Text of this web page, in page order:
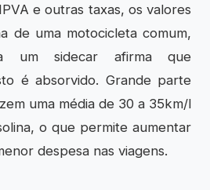
e outras taxas, os valores
de uma motocicleta comum,
um sidecar afirma que
é absorvido. Grande parte
uma média de 30 a 35km/l
o que permite aumentar
despesa nas viagens.